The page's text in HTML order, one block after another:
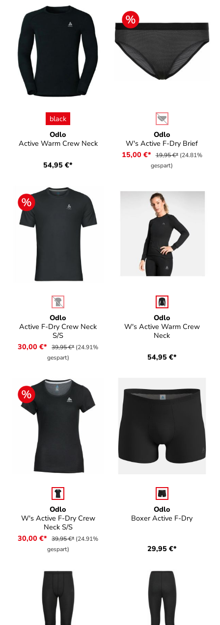
Odlo
Active Warm Crew Neck
auswählen
black
54,95 €*
Odlo
W's Active F-Dry Brief
auswählen
(Diese Option ist
15,00 €* 19,95 €* (24.81%
gespart)
Odlo
Active F-Dry Crew Neck
S/S
auswählen
(Diese Option ist zurzeit nicht verfügbar.)
30,00 €* 39,95 €* (24.91%
gespart)
Odlo
W's Active Warm Crew
Neck
auswählen
54,95 €*
Odlo
W's Active F-Dry Crew
Neck S/S
auswählen
30,00 €* 39,95 €* (24.91%
gespart)
Odlo
Boxer Active F-Dry
auswählen
29,95 €*